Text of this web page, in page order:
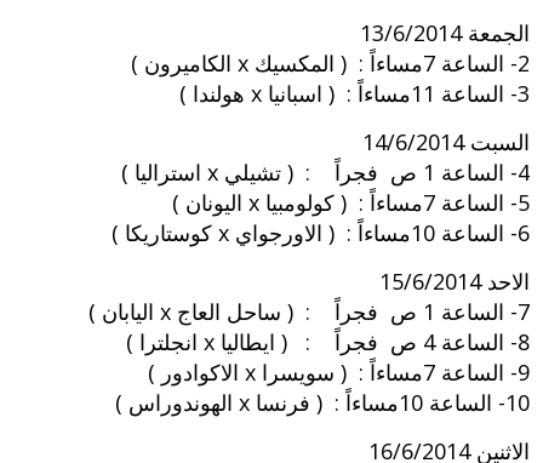
الجمعة 13/6/2014
2- الساعة 7مساءاً : ( المكسيك x الكاميرون )
3- الساعة 11مساءاً : ( اسبانيا x هولندا )
السبت 14/6/2014
4- الساعة 1 ص فجراً : ( تشيلي x استراليا )
5- الساعة 7مساءاً : ( كولومبيا x اليونان )
6- الساعة 10مساءاً : ( الاورجواي x كوستاريكا )
الاحد 15/6/2014
7- الساعة 1 ص فجراً : ( ساحل العاج x اليابان )
8- الساعة 4 ص فجراً : ( ايطاليا x انجلترا )
9- الساعة 7مساءاً : ( سويسرا x الاكوادور )
10- الساعة 10مساءاً : ( فرنسا x الهوندوراس )
الاثنين 16/6/2014